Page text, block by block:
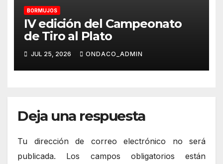
BORMUJOS
IV edición del Campeonato
de Tiro al Plato
JUL 25, 2026 ONDACO_ADMIN
Deja una respuesta
Tu dirección de correo electrónico no será
publicada.
Los campos obligatorios están